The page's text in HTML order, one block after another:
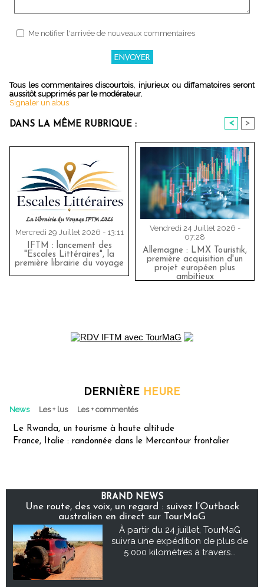
Me notifier l'arrivée de nouveaux commentaires
Tous les commentaires discourtois, injurieux ou diffamatoires seront
aussitôt supprimés par le modérateur.
Signaler un abus
DANS LA MÊME RUBRIQUE : < >
Mercredi 29 Juillet 2026 - 13:11
IFTM : lancement des
"Escales Littéraires", la
première librairie du voyage
Vendredi 24 Juillet 2026 -
07:28
Allemagne : LMX Touristik,
première acquisition d'un
projet européen plus
ambitieux
DERNIÈRE HEURE
News Les + lus Les + commentés
Le Rwanda, un tourisme à haute altitude
France, Italie : randonnée dans le Mercantour frontalier
BRAND NEWS
Une route, des voix, un regard : suivez l’Outback
australien en direct sur TourMaG
À partir du 24 juillet, TourMaG
suivra une expédition de plus de
5 000 kilomètres à travers...